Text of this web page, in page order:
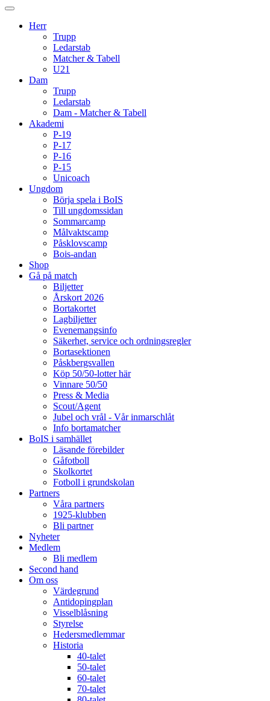
Herr
Trupp
Ledarstab
Matcher & Tabell
U21
Dam
Trupp
Ledarstab
Dam - Matcher & Tabell
Akademi
P-19
P-17
P-16
P-15
Unicoach
Ungdom
Börja spela i BoIS
Till ungdomssidan
Sommarcamp
Målvaktscamp
Påsklovscamp
Bois-andan
Shop
Gå på match
Biljetter
Årskort 2026
Bortakortet
Lagbiljetter
Evenemangsinfo
Säkerhet, service och ordningsregler
Bortasektionen
Påskbergsvallen
Köp 50/50-lotter här
Vinnare 50/50
Press & Media
Scout/Agent
Jubel och vrål - Vår inmarschlåt
Info bortamatcher
BoIS i samhället
Läsande förebilder
Gåfotboll
Skolkortet
Fotboll i grundskolan
Partners
Våra partners
1925-klubben
Bli partner
Nyheter
Medlem
Bli medlem
Second hand
Om oss
Värdegrund
Antidopingplan
Visselblåsning
Styrelse
Hedersmedlemmar
Historia
40-talet
50-talet
60-talet
70-talet